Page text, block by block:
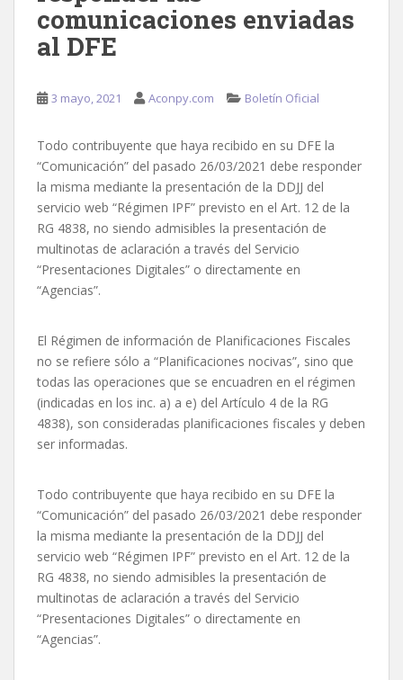
comunicaciones enviadas
al DFE
3 mayo, 2021 Aconpy.com Boletín Oficial
Todo contribuyente que haya recibido en su DFE la
“Comunicación” del pasado 26/03/2021 debe responder
la misma mediante la presentación de la DDJJ del
servicio web “Régimen IPF” previsto en el Art. 12 de la
RG 4838, no siendo admisibles la presentación de
multinotas de aclaración a través del Servicio
“Presentaciones Digitales” o directamente en
“Agencias”.
El Régimen de información de Planificaciones Fiscales
no se refiere sólo a “Planificaciones nocivas”, sino que
todas las operaciones que se encuadren en el régimen
(indicadas en los inc. a) a e) del Artículo 4 de la RG
4838), son consideradas planificaciones fiscales y deben
ser informadas.
Todo contribuyente que haya recibido en su DFE la
“Comunicación” del pasado 26/03/2021 debe responder
la misma mediante la presentación de la DDJJ del
servicio web “Régimen IPF” previsto en el Art. 12 de la
RG 4838, no siendo admisibles la presentación de
multinotas de aclaración a través del Servicio
“Presentaciones Digitales” o directamente en
“Agencias”.